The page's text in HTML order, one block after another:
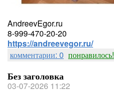
AndreevEgor.ru
8-999-470-20-20
https://andreevegor.ru/
комментарии: 0 понравилось!
Без заголовка
03-07-2026 11:22